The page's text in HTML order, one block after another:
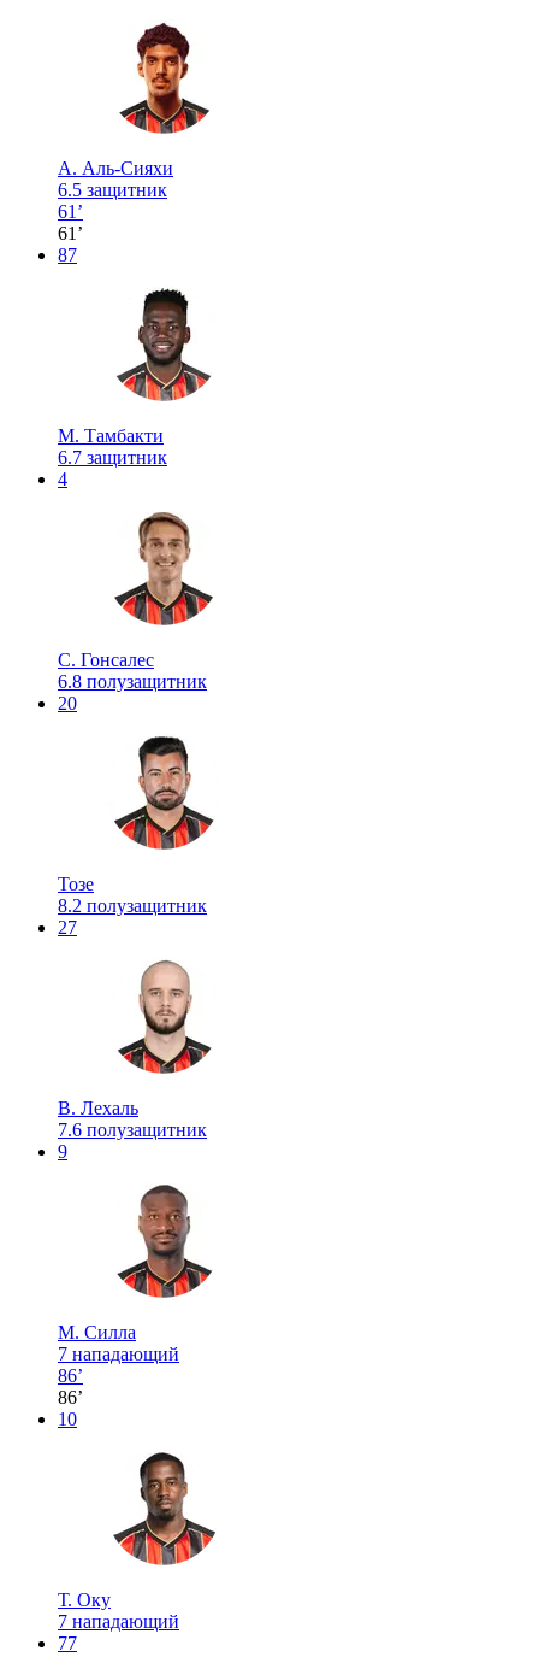
А. Аль-Сияхи
6.5 защитник
61’
61’
87
М. Тамбакти
6.7 защитник
4
С. Гонсалес
6.8 полузащитник
20
Тозе
8.2 полузащитник
27
В. Лехаль
7.6 полузащитник
9
М. Силла
7 нападающий
86’
86’
10
Т. Оку
7 нападающий
77